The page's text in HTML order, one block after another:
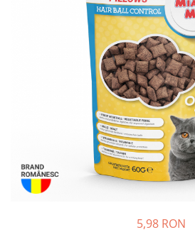
Covorașe Igienice Câini
Antiparazitare Câini
Vitamine Câini
Perii & Piepteni
Așternut Igienic Pisici
Antiparazitare Pisici
Perii & Piepteni Pisici
Accesorii Pisici
5,98 RON